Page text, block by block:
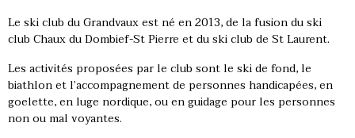
Le ski club du Grandvaux est né en 2013, de la fusion du ski
club Chaux du Dombief-St Pierre et du ski club de St Laurent.
Les activités proposées par le club sont le ski de fond, le
biathlon et l’accompagnement de personnes handicapées, en
goelette, en luge nordique, ou en guidage pour les personnes
non ou mal voyantes.